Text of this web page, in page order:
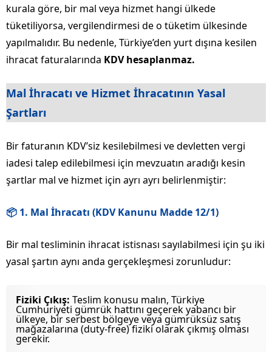
kurala göre, bir mal veya hizmet hangi ülkede
tüketiliyorsa, vergilendirmesi de o tüketim ülkesinde
yapılmalıdır. Bu nedenle, Türkiye’den yurt dışına kesilen
ihracat faturalarında KDV hesaplanmaz.
Mal İhracatı ve Hizmet İhracatının Yasal
Şartları
Bir faturanın KDV’siz kesilebilmesi ve devletten vergi
iadesi talep edilebilmesi için mevzuatın aradığı kesin
şartlar mal ve hizmet için ayrı ayrı belirlenmiştir:
📦 1. Mal İhracatı (KDV Kanunu Madde 12/1)
Bir mal tesliminin ihracat istisnası sayılabilmesi için şu iki
yasal şartın aynı anda gerçekleşmesi zorunludur:
Fiziki Çıkış: Teslim konusu malın, Türkiye
Cumhuriyeti gümrük hattını geçerek yabancı bir
ülkeye, bir serbest bölgeye veya gümrüksüz satış
mağazalarına (duty-free) fiziki olarak çıkmış olması
gerekir.